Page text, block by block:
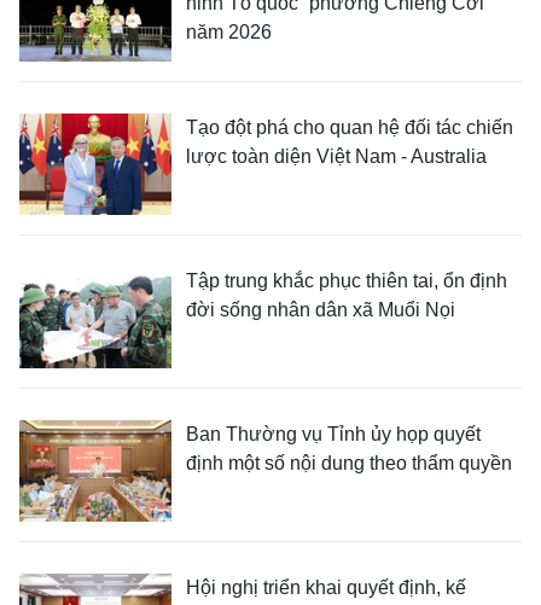
năm 2026
Tạo đột phá cho quan hệ đối tác chiến
lược toàn diện Việt Nam - Australia
Tập trung khắc phục thiên tai, ổn định
đời sống nhân dân xã Muổi Nọi
Ban Thường vụ Tỉnh ủy họp quyết
định một số nội dung theo thẩm quyền
Hội nghị triển khai quyết định, kế